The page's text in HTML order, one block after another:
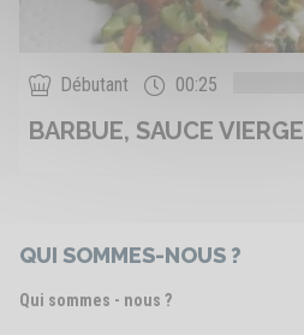
Débutant 00:25
BARBUE, SAUCE VIERGE
QUI SOMMES-NOUS ?
Qui sommes - nous ?